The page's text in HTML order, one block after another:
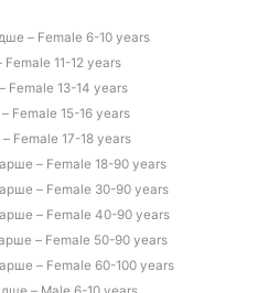
– Female 6-10 years
11-12 years
Female 13-14 years
Female 15-16 years
Female 17-18 years
– Female 18-90 years
– Female 30-90 years
– Female 40-90 years
– Female 50-90 years
– Female 60-100 years